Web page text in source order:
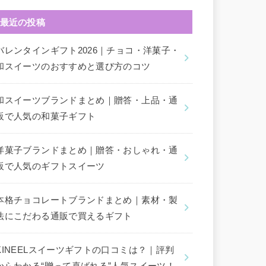
最近の投稿
レンタインギフト2026｜チョコ・洋菓子・
スイーツのおすすめと選び方のコツ
スイーツブランドまとめ｜贈答・上品・通
で人気の和菓子ギフト
菓子ブランドまとめ｜贈答・おしゃれ・通
で人気のギフトスイーツ
格チョコレートブランドまとめ｜素材・製
にこだわる通販で買えるギフト
スイーツギフトの口コミは？｜評判